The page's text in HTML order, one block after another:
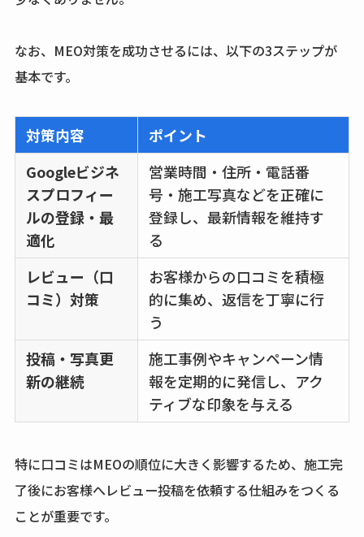
なお、MEO対策を成功させるには、以下の3ステップが
基本です。
対策内容
ポイント
Googleビジネ
スプロフィー
ルの登録・最
適化
営業時間・住所・電話番
号・施工写真などを正確に
登録し、最新情報を維持す
る
レビュー（口
コミ）対策
お客様からの口コミを積極
的に集め、返信を丁寧に行
う
投稿・写真更
新の継続
施工事例やキャンペーン情
報を定期的に発信し、アク
ティブな印象を与える
特に口コミはMEOの順位に大きく影響するため、施工完
了後にお客様へレビュー投稿を依頼する仕組みをつくる
ことが重要です。